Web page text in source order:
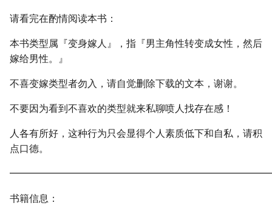
请看完在酌情阅读本书：
本书类型属『变身嫁人』，指『男主角性转变成女性，然后
嫁给男性。』
不喜变嫁类型者勿入，请自觉删除下载的文本，谢谢。
不要因为看到不喜欢的类型就来私聊喷人找存在感！
人各有所好，这种行为只会显得个人素质低下和自私，请积
点口德。
书籍信息：